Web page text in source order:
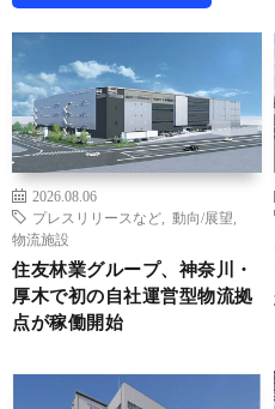
2026.08.06
プレスリリースなど
動向/展望
物流施設
住友林業グループ、神奈川・
厚木で初の自社運営型物流拠
点が稼働開始